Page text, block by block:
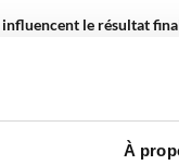
À
influencent le résultat
dimensions,
électriques ; la
sans les soulever ;